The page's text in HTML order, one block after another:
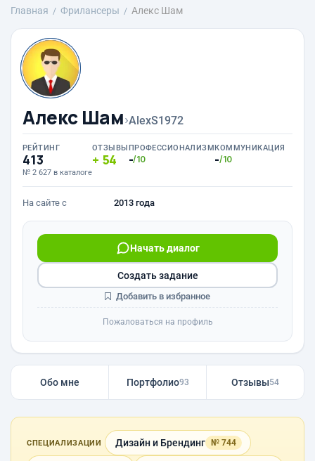
Главная Фрилансеры Алекс Шам
Алекс Шам›AlexS1972
РЕЙТИНГ
413
№ 2 627 в каталоге
ОТЗЫВЫ
54
ПРОФЕССИОНАЛИЗМ
-/10
КОММУНИКАЦИЯ
-/10
На сайте с 2013 года
Начать диалог
Создать задание
Добавить в избранное
Пожаловаться на профиль
Обо мне Портфолио93 Отзывы54
СПЕЦИАЛИЗАЦИИ Дизайн и Брендинг № 744